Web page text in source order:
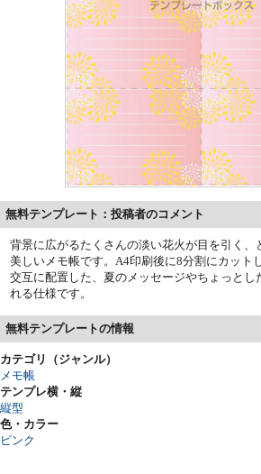
無料テンプレート：投稿者のコメント
背景に広がるたくさんの淡い花火が目を引く、
美しいメモ帳です。A4印刷後に8分割にカット
交互に配置した、夏のメッセージやちょっとし
れる仕様です。
無料テンプレートの情報
カテゴリ（ジャンル）
メモ帳
テンプレ横・縦
縦型
色・カラー
ピンク